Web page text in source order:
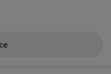
o zkušenostech